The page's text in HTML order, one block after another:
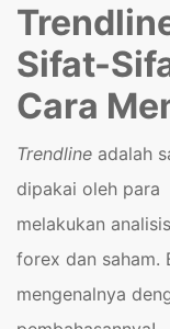
Sifat-
Cara
Trendline adalah
dipakai oleh para
melakukan
forex dan saham.
mengenalnya